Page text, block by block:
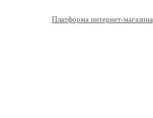
Платформа интернет-магазина